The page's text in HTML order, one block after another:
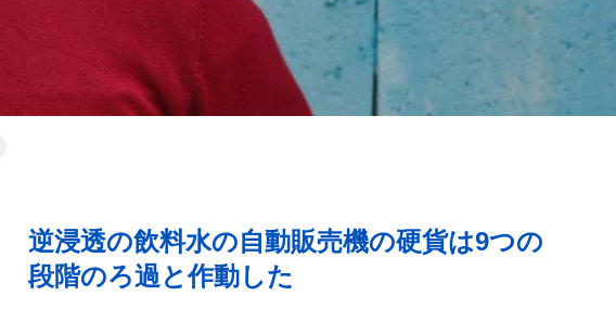
逆浸透の飲料水の自動販売機の硬貨は9つの
段階のろ過と作動した